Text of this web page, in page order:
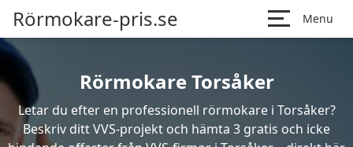
Rörmokare-pris.se Menu
Rörmokare Torsåker
Letar du efter en professionell rörmokare i Torsåker?
Beskriv ditt VVS-projekt och hämta 3 gratis och icke